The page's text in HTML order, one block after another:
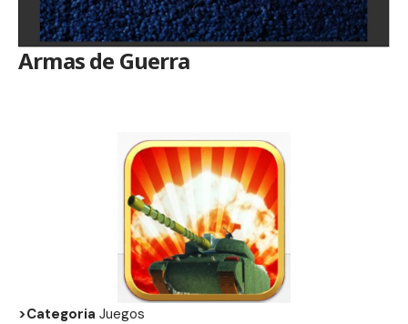
Armas de Guerra
>Categoria Juegos